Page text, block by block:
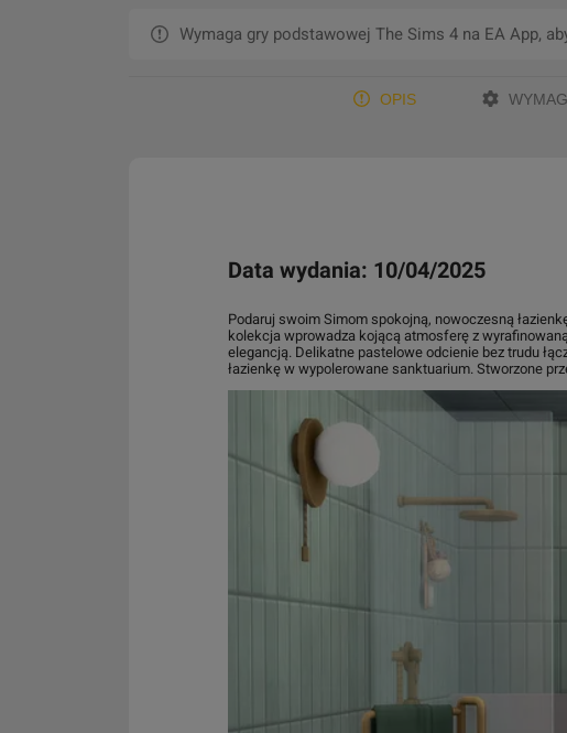
Wymaga gry podstawowej The Sims 4 na EA App,
OPIS
Data wydania: 10/04/2025
Podaruj swoim Simom spokojną, nowoczesną
kolekcja wprowadza kojącą atmosferę z
elegancją. Delikatne pastelowe odcienie bez trudu
łazienkę w wypolerowane sanktuarium. Stworzone